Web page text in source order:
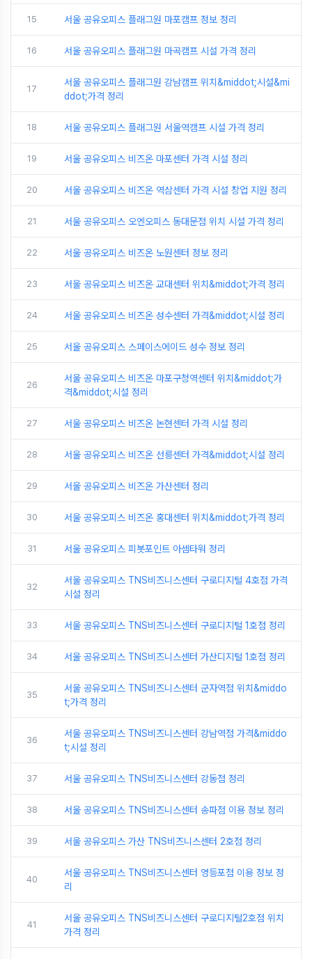
15 서울 공유오피스 플래그원 마포캠프 정보 정리
16 서울 공유오피스 플래그원 마곡캠프 시설 가격 정리
17
서울 공유오피스 플래그원 강남캠프 위치&middot;시설&mi
ddot;가격 정리
18 서울 공유오피스 플래그원 서울역캠프 시설 가격 정리
19 서울 공유오피스 비즈온 마포센터 가격 시설 정리
20 서울 공유오피스 비즈온 역삼센터 가격 시설 창업 지원 정리
21 서울 공유오피스 오엔오피스 동대문점 위치 시설 가격 정리
22 서울 공유오피스 비즈온 노원센터 정보 정리
23 서울 공유오피스 비즈온 교대센터 위치&middot;가격 정리
24 서울 공유오피스 비즈온 성수센터 가격&middot;시설 정리
25 서울 공유오피스 스페이스에이드 성수 정보 정리
26
서울 공유오피스 비즈온 마포구청역센터 위치&middot;가
격&middot;시설 정리
27 서울 공유오피스 비즈온 논현센터 가격 시설 정리
28 서울 공유오피스 비즈온 선릉센터 가격&middot;시설 정리
29 서울 공유오피스 비즈온 가산센터 정리
30 서울 공유오피스 비즈온 홍대센터 위치&middot;가격 정리
31 서울 공유오피스 피봇포인트 아셈타워 정리
32
서울 공유오피스 TNS비즈니스센터 구로디지털 4호점 가격
시설 정리
33 서울 공유오피스 TNS비즈니스센터 구로디지털 1호점 정리
34 서울 공유오피스 TNS비즈니스센터 가산디지털 1호점 정리
35
서울 공유오피스 TNS비즈니스센터 군자역점 위치&middo
t;가격 정리
36
서울 공유오피스 TNS비즈니스센터 강남역점 가격&middo
t;시설 정리
37 서울 공유오피스 TNS비즈니스센터 강동점 정리
38 서울 공유오피스 TNS비즈니스센터 송파점 이용 정보 정리
39 서울 공유오피스 가산 TNS비즈니스센터 2호점 정리
40
서울 공유오피스 TNS비즈니스센터 영등포점 이용 정보 정
리
41
서울 공유오피스 TNS비즈니스센터 구로디지털2호점 위치
가격 정리